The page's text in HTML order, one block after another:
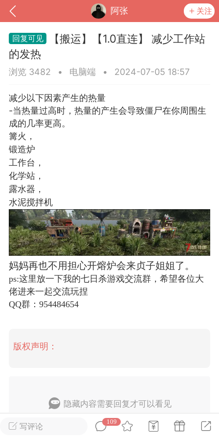
阿张 关注
我的钱包
MOD下载 攻略教程 联机招募
大人
Lv.8
02-10 15:45
电脑端 其他&工具
卖挂
禁止发布联机可用的作弊模组，
单机辅助引流私下售卖服务器外挂！
作弊模组的发布规范近期收到一些信息
模组的发布行为：1. *...
大人
Lv.8
写评论
109
【搬运】【1.0直连】 减少工作站
的发热
浏览 3482 • 电脑端 • 2024-07-05 18:57
减少以下因素产生的热量
-当热量过高时，热量的产生会导致僵尸在你周围生
成的几率更高。
篝火，
锻造炉
工作台，
化学站，
露水器，
水泥搅拌机
妈妈再也不用担心开熔炉会来贞子姐姐了。
ps:这里放一下我的七日杀游戏交流群，希望各位大
佬进来一起交流玩捏
QQ群：954484654
版权声明：
隐藏内容需要回复才可以看见
回复